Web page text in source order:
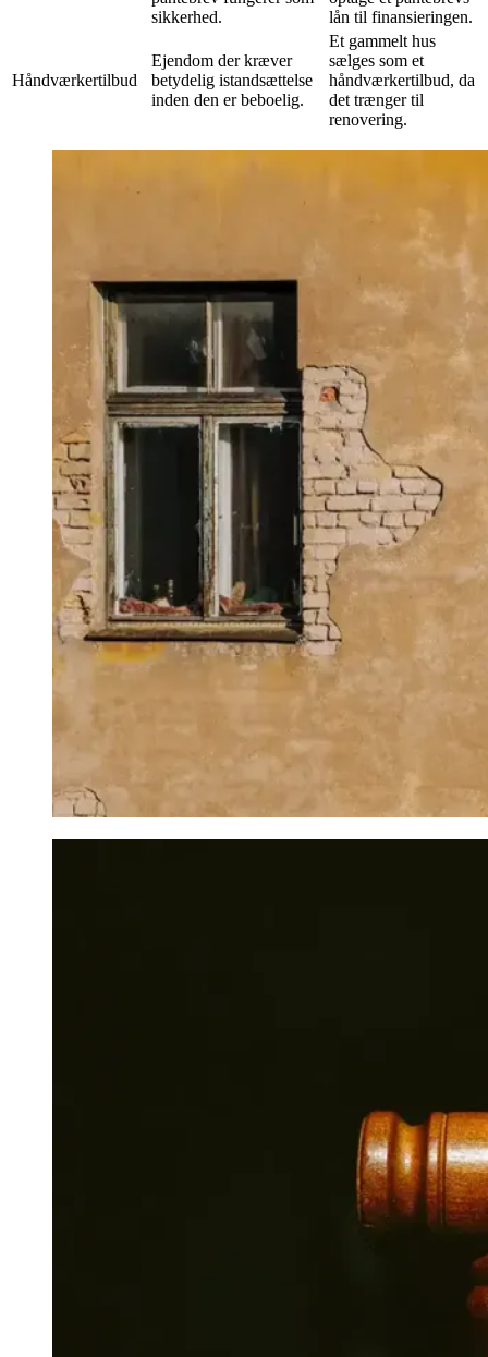
sikkerhed.
lån til finansieringen.
Håndværkertilbud
Ejendom der kræver
betydelig istandsættelse
inden den er beboelig.
Et gammelt hus
sælges som et
håndværkertilbud, da
det trænger til
renovering.